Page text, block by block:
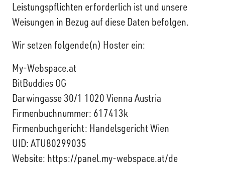
Leistungspflichten erforderlich ist und unsere
Weisungen in Bezug auf diese Daten befolgen.
Wir setzen folgende(n) Hoster ein:
My-Webspace.at
BitBuddies OG
Darwingasse 30/1 1020 Vienna Austria
Firmenbuchnummer: 617413k
Firmenbuchgericht: Handelsgericht Wien
UID: ATU80299035
Website: https://panel.my-webspace.at/de